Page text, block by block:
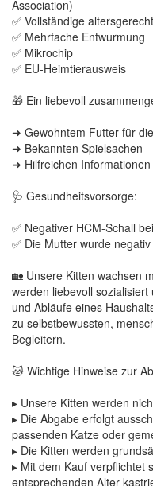
Association)
✅ Vollständige
✅ Mehrfache Entwurmung
✅ Mikrochip
✅ EU-Heimtierausweis
🎁 Ein liebevoll
➜ Gewohntem Futter für
➜ Bekannten Spielsachen
➜ Hilfreichen
🩺 Gesundheitsvorsorge:
✅ Negativer HCM-Schall
✅ Die Mutter wurde
🏡 Unsere Kitten wachsen
werden liebevoll
und Abläufe eines
zu selbstbewussten,
Begleitern.
🐱 Wichtige Hinweise zur
▸ Unsere Kitten werden
▸ Die Abgabe erfolgt
passenden Katze oder
▸ Die Kitten werden
▸ Mit dem Kauf verpflichtet
entsprechenden Alter